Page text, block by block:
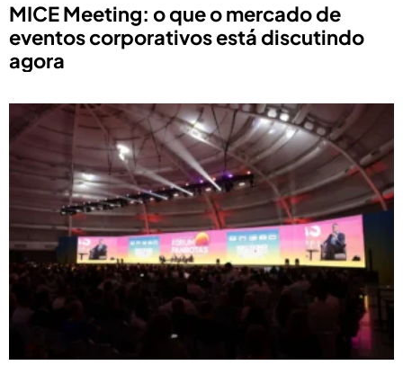
MICE Meeting: o que o mercado de
eventos corporativos está discutindo
agora